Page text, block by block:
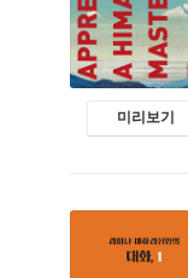
미리보기